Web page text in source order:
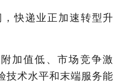
快递业正加速转型升
值低、市场竞争激
技术水平和末端服务能